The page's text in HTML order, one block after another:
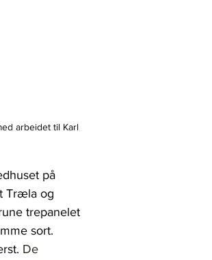
arbeidet til Karl
på
Træla og
trepanelet
sort.
De